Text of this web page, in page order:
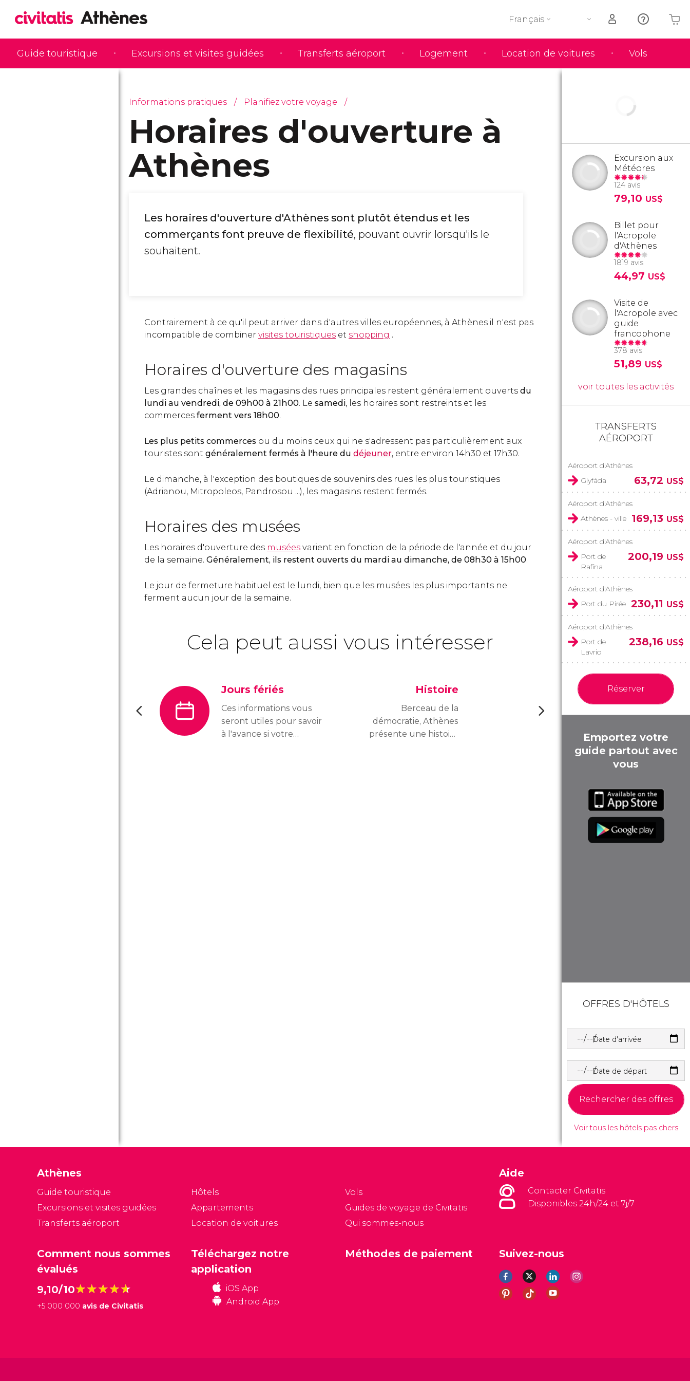
Guide touristique Excursions et visites guidées Transferts aéroport Logement Location de voitures Vols
Français
Votre panier est vide
Informations pratiques Planifiez votre voyage
Horaires d'ouverture à
Athènes
Les horaires d'ouverture d'Athènes sont plutôt étendus et les
commerçants font preuve de flexibilité, pouvant ouvrir lorsqu'ils le
souhaitent.
Contrairement à ce qu'il peut arriver dans d'autres villes européennes, à Athènes il n'est pas
incompatible de combiner visites touristiques et shopping .
Horaires d'ouverture des magasins
Les grandes chaînes et les magasins des rues principales restent généralement ouverts du
lundi au vendredi, de 09h00 à 21h00. Le samedi, les horaires sont restreints et les
commerces ferment vers 18h00.
Les plus petits commerces ou du moins ceux qui ne s'adressent pas particulièrement aux
touristes sont généralement fermés à l'heure du déjeuner, entre environ 14h30 et 17h30.
Le dimanche, à l'exception des boutiques de souvenirs des rues les plus touristiques
(Adrianou, Mitropoleos, Pandrosou ...), les magasins restent fermés.
Horaires des musées
Les horaires d'ouverture des musées varient en fonction de la période de l'année et du jour
de la semaine. Généralement, ils restent ouverts du mardi au dimanche, de 08h30 à 15h00.
Le jour de fermeture habituel est le lundi, bien que les musées les plus importants ne
ferment aucun jour de la semaine.
Cela peut aussi vous intéresser
Jours fériés
Ces informations vous
seront utiles pour savoir
à l'avance si votre
Histoire
Berceau de la
démocratie, Athènes
présente une histoire
Excursion aux
Météores
124 avis
79,10 US$
Billet pour
l'Acropole
d'Athènes
1819 avis
44,97 US$
Visite de
l'Acropole avec
guide
francophone
378 avis
51,89 US$
voir toutes les activités
TRANSFERTS
AÉROPORT
Aéroport d'Athènes
Glyfáda
63,72 US$
Aéroport d'Athènes
Athènes - ville
169,13 US$
Aéroport d'Athènes
Port de
Rafína
200,19 US$
Aéroport d'Athènes
Port du Pirée 230,11 US$
Aéroport d'Athènes
Port de
Lavrio
238,16 US$
Réserver
Emportez votre
guide partout avec
vous
OFFRES D'HÔTELS
Date d'arrivée
Date de départ
Rechercher des offres
Voir tous les hôtels pas chers
Athènes
Guide touristique
Excursions et visites guidées
Transferts aéroport
Hôtels
Appartements
Location de voitures
Vols
Guides de voyage de Civitatis
Qui sommes-nous
Aide
Contacter Civitatis
Disponibles 24h/24 et 7j/7
Comment nous sommes
évalués
9,10/10★★★★★
★★★★★
+5 000 000 avis de Civitatis
Suivez-nous
Téléchargez notre
application
iOS App
Android App
Méthodes de paiement